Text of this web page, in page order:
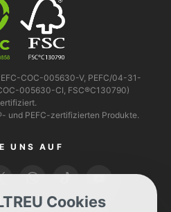
COC-005630-V, PEFC/04-31-
005630-CI, FSC®C130790)
und PEFC-zertifizierten Produkte.
UNS AUF
Cookies